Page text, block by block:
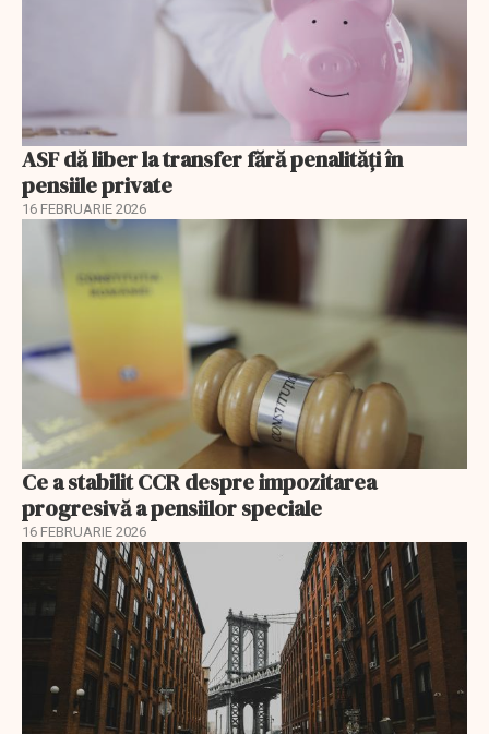
ASF dă liber la transfer fără penalități în
pensiile private
16 FEBRUARIE 2026
Ce a stabilit CCR despre impozitarea
progresivă a pensiilor speciale
16 FEBRUARIE 2026